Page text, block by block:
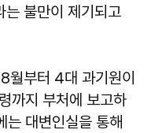
는 불만이 제기되고
월부터 4대 과기원이
까지 부처에 보고하
는 대변인실을 통해